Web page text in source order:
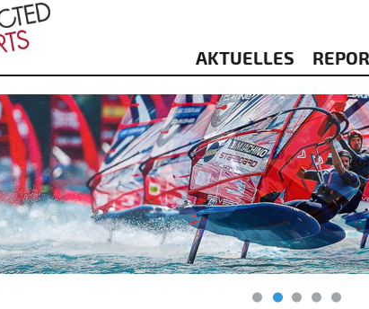
AKTUELLES